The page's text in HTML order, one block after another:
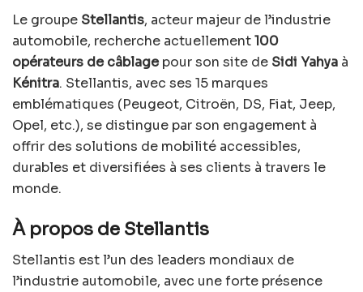
Le groupe Stellantis, acteur majeur de l’industrie
automobile, recherche actuellement100
opérateurs de câblagepour son site de Sidi Yahya à
Kénitra. Stellantis, avec ses 15 marques
emblématiques (Peugeot, Citroën, DS, Fiat, Jeep,
Opel, etc.), se distingue par son engagement à
offrir des solutions de mobilité accessibles,
durables et diversifiées à ses clients à travers le
monde.
À propos de Stellantis
Stellantis est l’un des leaders mondiaux de
l’industrie automobile, avec une forte présence